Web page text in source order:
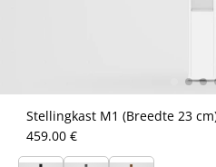
Stellingkast M1 (Breedte 23
459.00 €